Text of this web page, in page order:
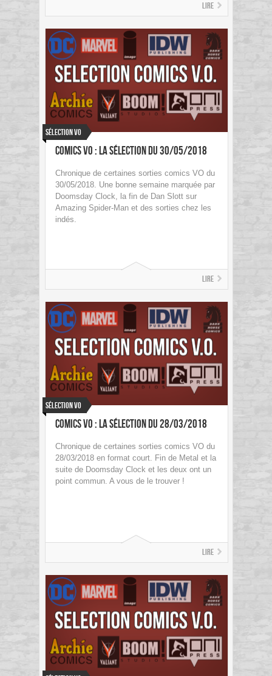
Lire
Sélection VO
Comics VO : La sélection du 30/05/2018
Chronique de certaines sorties comics VO du
30/05/2018. Une bonne semaine marquée par
Doomsday Clock, la fin de Dan Slott sur
Amazing Spider-Man et des sorties chez les
indés.
Lire
Sélection VO
Comics VO : La sélection du 28/03/2018
Chronique de certaines sorties comics VO du
28/03/2018 en format court. Fin de Metal et la
suite de Doomsday Clock et les deux ont un
point commun. A vous de le trouver !
Lire